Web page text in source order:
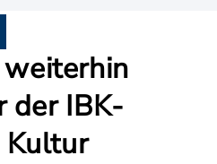
der IBK-
Kultur